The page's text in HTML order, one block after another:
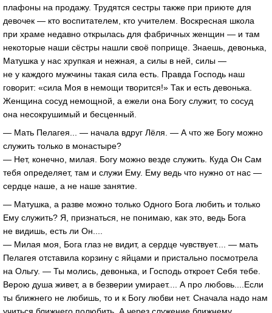
плафоны на продажу. Трудятся сестры также при приюте для
девочек — кто воспитателем, кто учителем. Воскресная школа
при храме недавно открылась для фабричных женщин — и там
некоторые наши сёстры нашли своё поприще. Знаешь, девонька,
Матушка у нас хрупкая и нежная, а силы в ней, силы —
не у каждого мужчины такая сила есть. Правда Господь наш
говорит: «сила Моя в немощи творится!» Так и есть девонька.
Женщина сосуд немощной, а ежели она Богу служит, то сосуд
она несокрушимый и бесценный.
— Мать Пелагея... — начала вдруг Лёля. — А что же Богу можно
служить только в монастыре?
— Нет, конечно, милая. Богу можно везде служить. Куда Он Сам
тебя определяет, там и служи Ему. Ему ведь что нужно от нас —
сердце наше, а не наше занятие.
— Матушка, а разве можно только Одного Бога любить и только
Ему служить? Я, признаться, не понимаю, как это, ведь Бога
не видишь, есть ли Он....
— Милая моя, Бога глаз не видит, а сердце чувствует.... — мать
Пелагея отставила корзину с яйцами и пристально посмотрела
на Ольгу. — Ты молись, девонька, и Господь откроет Себя тебе.
Верою душа живет, а в безверии умирает.... А про любовь....Если
ты ближнего не любишь, то и к Богу любви нет. Сначала надо нам